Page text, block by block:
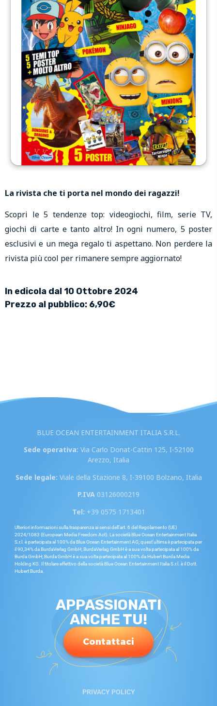
La rivista che ti porta nel mondo dei ragazzi!
Scopri le 5 tendenze top: videogiochi, film, serie TV,
giochi di carte e tanto altro! In ogni numero, 5 poster
esclusivi e un mega regalo ti aspettano. Non perdere la
rivista più cool per rimanere sempre aggiornato!
In edicola dal 10 Ottobre 2024
Prezzo al pubblico: 6,90€
BLUE OCEAN ENTERTAINMENT ITALIA S.R.L.
Sede operativa: Via Carlo Donat-Cattin 125, I-52100
Arezzo, Italia
Sede legale: Viale della Stazione 8, I-39100 Bolzano, Italia
P.IVA 03126000219
Tel: +39 0575 1713401
Ulteriori informazioni sulla trasparenza ai sensi dell’art. 6 del Regolamento (UE)
2024/1083 (European Media Freedom Act). La società Blue Ocean Entertainment Italia
S.r.l. è partecipata al 100% da Blue Ocean Entertainment AG; quest’ultima è partecipata per
il 90,34% da BurdaVerlag GmbH; BurdaVerlag GmbH è a sua volta partecipata al 100% da
Burda GmbH; Burda GmbH è a sua volta partecipata al 100% da Hubert Burda Media
Holding KG. Il titolare effettivo della società Blue Ocean Entertainment Italia S.r.l. è il Dott.
Hubert Burda.
APPASSIONATI
ANCHE TU!
Contattaci
PRIVACY POLICY